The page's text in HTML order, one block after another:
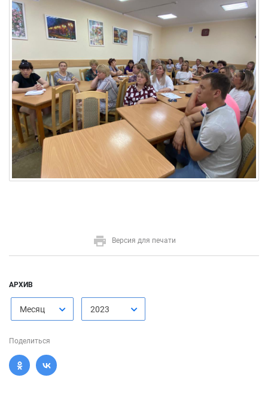
Версия для печати
АРХИВ
Месяц 2023
Поделиться